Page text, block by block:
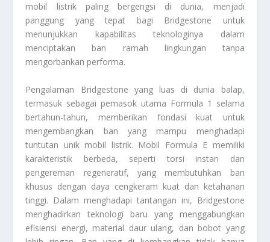
mobil listrik paling bergengsi di dunia, menjadi
panggung yang tepat bagi Bridgestone untuk
menunjukkan kapabilitas teknologinya dalam
menciptakan ban ramah lingkungan tanpa
mengorbankan performa.
Pengalaman Bridgestone yang luas di dunia balap,
termasuk sebagai pemasok utama Formula 1 selama
bertahun-tahun, memberikan fondasi kuat untuk
mengembangkan ban yang mampu menghadapi
tuntutan unik mobil listrik. Mobil Formula E memiliki
karakteristik berbeda, seperti torsi instan dan
pengereman regeneratif, yang membutuhkan ban
khusus dengan daya cengkeram kuat dan ketahanan
tinggi. Dalam menghadapi tantangan ini, Bridgestone
menghadirkan teknologi baru yang menggabungkan
efisiensi energi, material daur ulang, dan bobot yang